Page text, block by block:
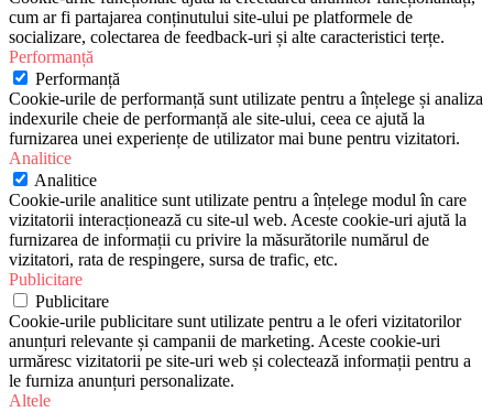
cum ar fi partajarea conținutului site-ului pe platformele de
socializare, colectarea de feedback-uri și alte caracteristici terțe.
Performanță
Performanță
Cookie-urile de performanță sunt utilizate pentru a înțelege și analiza
indexurile cheie de performanță ale site-ului, ceea ce ajută la
furnizarea unei experiențe de utilizator mai bune pentru vizitatori.
Analitice
Analitice
Cookie-urile analitice sunt utilizate pentru a înțelege modul în care
vizitatorii interacționează cu site-ul web. Aceste cookie-uri ajută la
furnizarea de informații cu privire la măsurătorile numărul de
vizitatori, rata de respingere, sursa de trafic, etc.
Publicitare
Publicitare
Cookie-urile publicitare sunt utilizate pentru a le oferi vizitatorilor
anunțuri relevante și campanii de marketing. Aceste cookie-uri
urmăresc vizitatorii pe site-uri web și colectează informații pentru a
le furniza anunțuri personalizate.
Altele